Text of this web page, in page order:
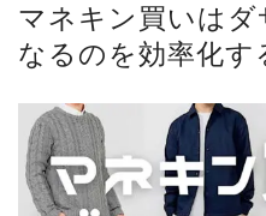
マネキン買いは
なるのを効率化す